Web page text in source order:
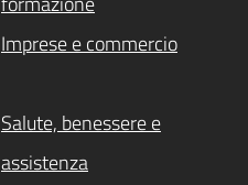
Imprese e commercio
Salute, benessere e
assistenza